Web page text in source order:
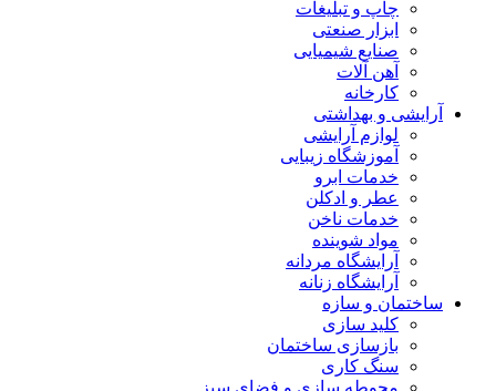
چاپ و تبلیغات
ابزار صنعتی
صنایع شیمیایی
آهن آلات
کارخانه
آرایشی و بهداشتی
لوازم آرایشی
آموزشگاه زیبایی
خدمات ابرو
عطر و ادکلن
خدمات ناخن
مواد شوینده
آرایشگاه مردانه
آرایشگاه زنانه
ساختمان و سازه
کلید سازی
بازسازی ساختمان
سنگ کاری